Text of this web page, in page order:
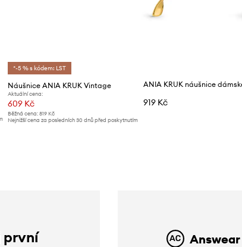
*-5 % s kódem: LST
Náušnice ANIA KRUK Vintage
Aktuální cena:
609 Kč
Běžná cena: 819 Kč
Nejnižší cena za posledních 30 dnů před poskytnutím
919 Kč
první